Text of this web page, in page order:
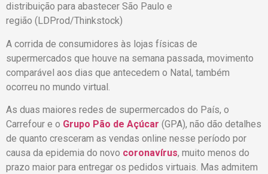
distribuição para abastecer São Paulo e
região (LDProd/Thinkstock)
A corrida de consumidores às lojas físicas de
supermercados que houve na semana passada, movimento
comparável aos dias que antecedem o Natal, também
ocorreu no mundo virtual.
As duas maiores redes de supermercados do País, o
Carrefour e o Grupo Pão de Açúcar (GPA), não dão detalhes
de quanto cresceram as vendas online nesse período por
causa da epidemia do novo coronavírus, muito menos do
prazo maior para entregar os pedidos virtuais. Mas admitem